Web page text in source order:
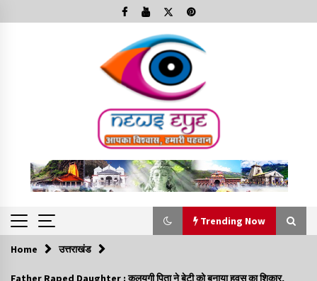
to
Trending Now
Trending Now
Home उत्तराखंड
Father Raped Daughter : कलयुगी पिता ने बेटी को बनाया हवस का शिकार,